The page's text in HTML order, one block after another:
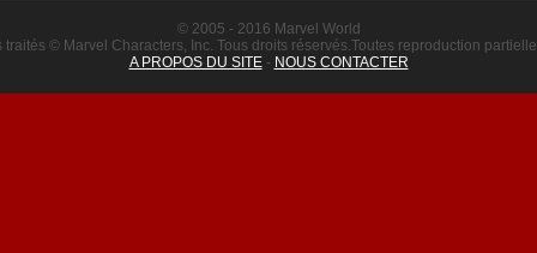
© 2005 - 2016 Marvel World
© Marvel Characters, Inc. Tous droits réservés.Toutes reproduction
A PROPOS DU SITE- NOUS CONTACTER